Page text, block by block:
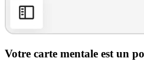
Votre carte mentale est un